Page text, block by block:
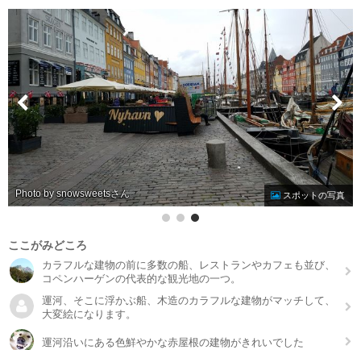
Photo by snowsweets スポットの写真
ここがみどころ
カラフルな建物の前に多数の船、レストランやカフェも並び、
コペンハーゲンの代表的な観光地の一つ。
運河、そこに浮かぶ船、木造のカラフルな建物がマッチして、
大変絵になります。
運河沿いにある色鮮やかな赤屋根の建物がきれいでした